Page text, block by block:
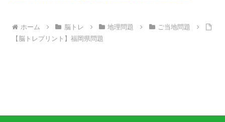
ホーム 脳トレ 地理問題
ご当地問題
【脳トレプリント】福岡県問題